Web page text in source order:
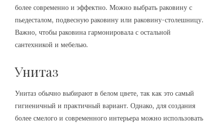
более современно и эффектно. Можно выбрать раковину с
пьедесталом, подвесную раковину или раковину-столешницу.
Важно, чтобы раковина гармонировала с остальной
сантехникой и мебелью.
Унитаз
Унитаз обычно выбирают в белом цвете, так как это самый
гигиеничный и практичный вариант. Однако, для создания
более смелого и современного интерьера можно использовать